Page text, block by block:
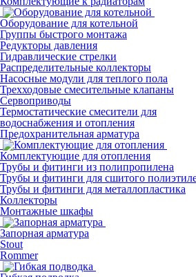
Оборудование для котельной
Группы быстрого монтажа
Редукторы давления
Гидравлические стрелки
Распределительные коллекторы
Насосные модули для теплого пола
Трехходовые смесительные клапаны
Сервоприводы
Термостатические смесители для
водоснабжения и отопления
Предохранительная арматура
Комплектующие для отопления
Трубы и фитинги из полипропилена
Трубы и фитинги для сшитого
Трубы и фитинги для металлопластика
Коллекторы
Монтажные шкафы
Запорная арматура
Stout
Rommer